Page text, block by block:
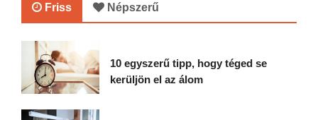
Friss Népszerű
10 egyszerű tipp, hogy téged se
kerüljön el az álom